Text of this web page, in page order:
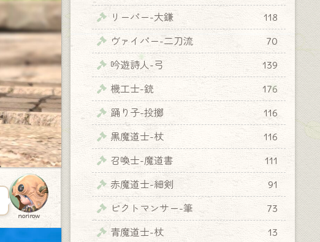
norirow
リーパー-大鎌
118
ヴァイパー-二刀流
70
吟遊詩人-弓
139
機工士-銃
176
踊り子-投擲
116
黒魔道士-杖
116
召喚士-魔道書
111
赤魔道士-細剣
91
ピクトマンサー-筆
73
青魔道士-杖
13